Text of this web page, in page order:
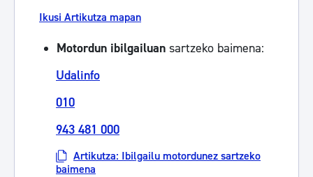
Ikusi Artikutza mapan
Motordun ibilgailuan sartzeko baimena:
Udalinfo
010
943 481 000
Artikutza: Ibilgailu motordunez sartzeko
baimena